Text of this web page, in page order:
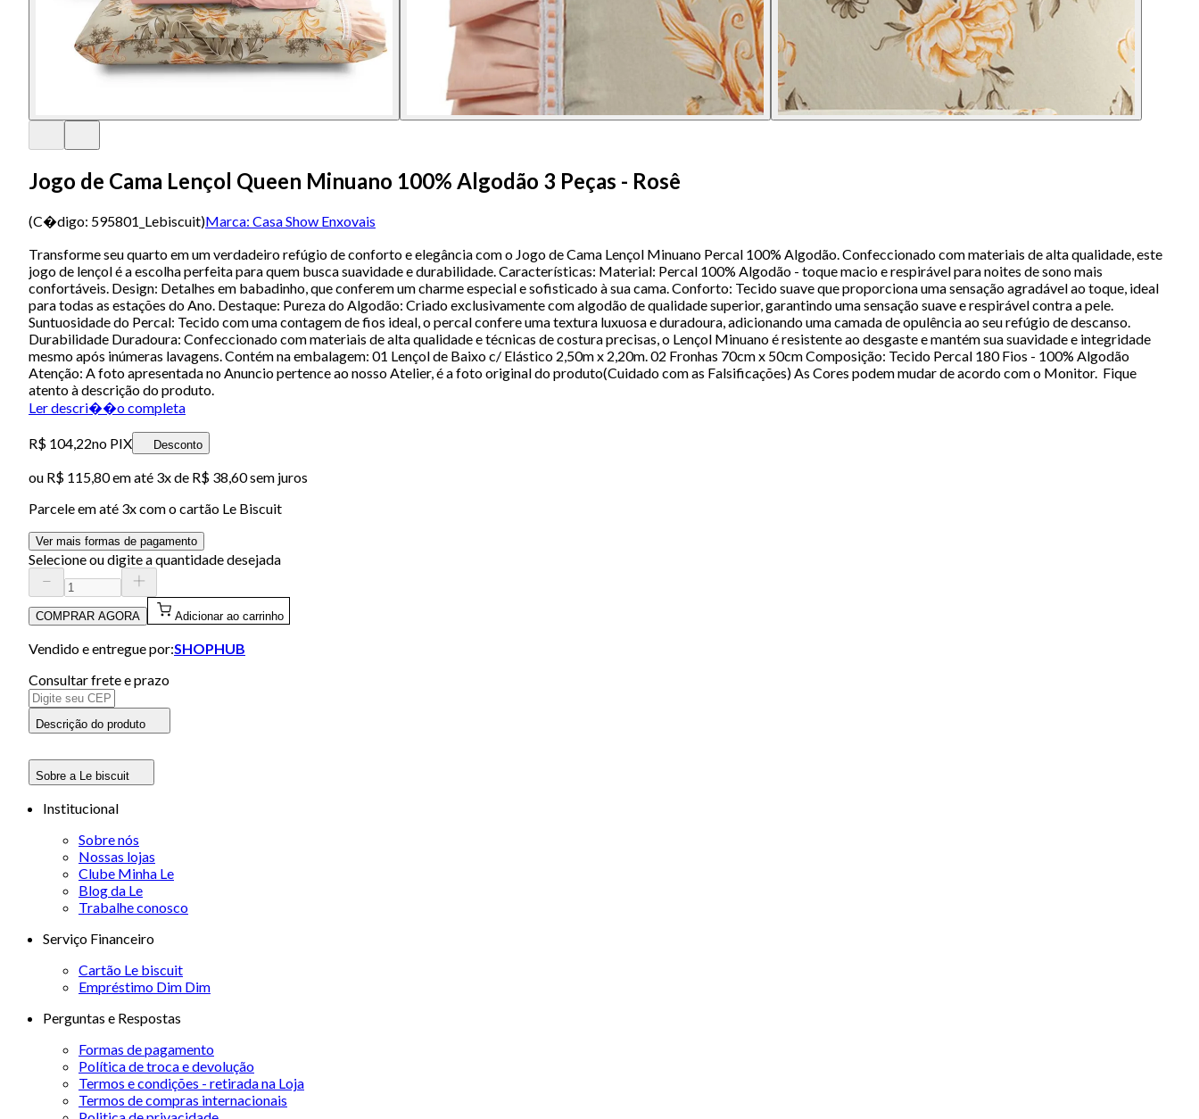
Jogo de Cama Lençol Queen Minuano 100% Algodão 3 Peças - Rosê
(C�digo: 595801_Lebiscuit)Marca: Casa Show Enxovais
Transforme seu quarto em um verdadeiro refúgio de conforto e elegância com o Jogo de Cama Lençol Minuano Percal 100% Algodão. Confeccionado com materiais de alta qualidade, este
jogo de lençol é a escolha perfeita para quem busca suavidade e durabilidade. Características: Material: Percal 100% Algodão - toque macio e respirável para noites de sono mais
confortáveis. Design: Detalhes em babadinho, que conferem um charme especial e sofisticado à sua cama. Conforto: Tecido suave que proporciona uma sensação agradável ao toque, ideal
para todas as estações do Ano. Destaque: Pureza do Algodão: Criado exclusivamente com algodão de qualidade superior, garantindo uma sensação suave e respirável contra a pele.
Suntuosidade do Percal: Tecido com uma contagem de fios ideal, o percal confere uma textura luxuosa e duradoura, adicionando uma camada de opulência ao seu refúgio de descanso.
Durabilidade Duradoura: Confeccionado com materiais de alta qualidade e técnicas de costura precisas, o Lençol Minuano é resistente ao desgaste e mantém sua suavidade e integridade
mesmo após inúmeras lavagens. Contém na embalagem: 01 Lençol de Baixo c/ Elástico 2,50m x 2,20m. 02 Fronhas 70cm x 50cm Composição: Tecido Percal 180 Fios - 100% Algodão
Atenção: A foto apresentada no Anuncio pertence ao nosso Atelier, é a foto original do produto(Cuidado com as Falsificações) As Cores podem mudar de acordo com o Monitor. Fique
atento à descrição do produto.
Ler descri��o completa
R$ 104,22no PIX Desconto
ou R$ 115,80em até 3x de R$ 38,60 sem juros
Parcele em até 3x com o cartão Le Biscuit
Ver mais formas de pagamento
Selecione ou digite a quantidade desejada
COMPRAR AGORA Adicionar ao carrinho
Vendido e entregue por:SHOPHUB
Consultar frete e prazo
Descrição do produto
Sobre a Le biscuit
Institucional
Sobre nós
Nossas lojas
Clube Minha Le
Blog da Le
Trabalhe conosco
Serviço Financeiro
Cartão Le biscuit
Empréstimo Dim Dim
Perguntas e Respostas
Formas de pagamento
Política de troca e devolução
Termos e condições - retirada na Loja
Termos de compras internacionais